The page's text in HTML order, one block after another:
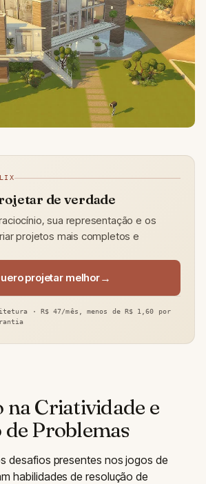
de verdade
sua representação e os
projetos mais completos e
projetar melhor
· R$ 47/mês, menos de R$ 1,60 por
na Criatividade e
de Problemas
desafios presentes nos jogos de
habilidades de resolução de